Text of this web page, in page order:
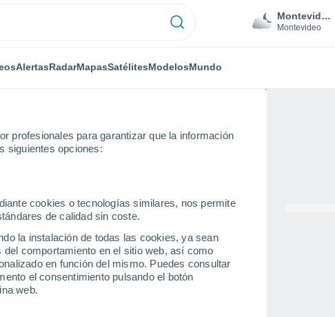
profesionales para garantizar que la información
siguientes opciones:
cookies o tecnologías similares, nos permite
de calidad sin coste.
la instalación de todas las cookies, ya sean
comportamiento en el sitio web, así como
en función del mismo. Puedes consultar
el consentimiento pulsando el botón
web.
Montevideo
Montevideo
AlertasRadarMapasSatélitesModelosMundo
Durazno